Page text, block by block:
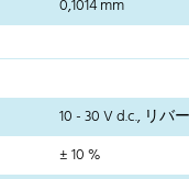
0,1014 mm
10 - 30 V d.c., リバ
± 10 %